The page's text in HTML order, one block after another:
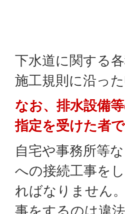
下水道に関する
施工規則に沿っ
なお、排水設備
指定を受けた者
自宅や事務所等
への接続工事を
ればなりません
事をするのは違